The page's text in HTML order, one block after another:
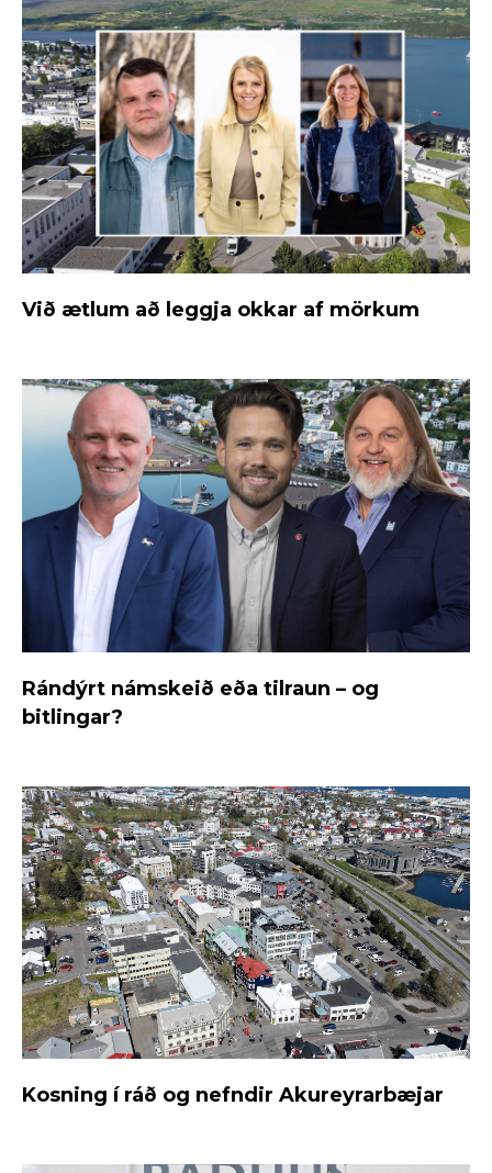
Við ætlum að leggja okkar af mörkum
Rándýrt námskeið eða tilraun – og
bitlingar?
Kosning í ráð og nefndir Akureyrarbæjar